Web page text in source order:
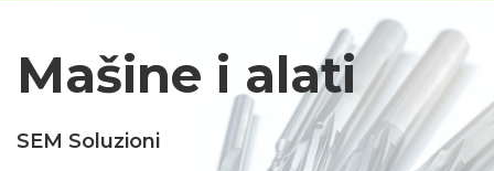
Mašine i alati
SEM Soluzioni